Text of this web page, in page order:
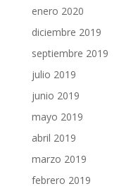
enero 2020
diciembre 2019
septiembre 2019
julio 2019
junio 2019
mayo 2019
abril 2019
marzo 2019
febrero 2019